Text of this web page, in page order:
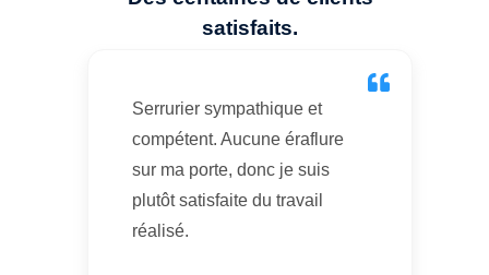
satisfaits.
Serrurier sympathique et
compétent. Aucune éraflure
sur ma porte, donc je suis
plutôt satisfaite du travail
réalisé.